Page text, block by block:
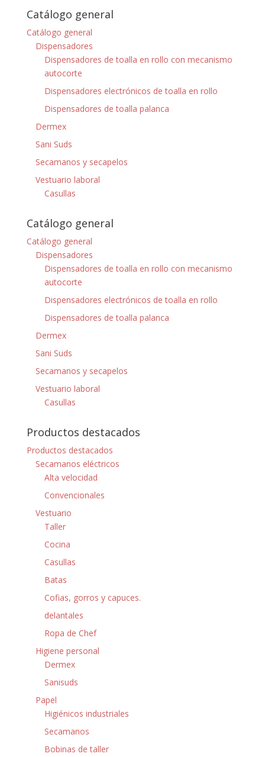
Catálogo general
Catálogo general
Dispensadores
Dispensadores de toalla en rollo con mecanismo
autocorte
Dispensadores electrónicos de toalla en rollo
Dispensadores de toalla palanca
Dermex
Sani Suds
Secamanos y secapelos
Vestuario laboral
Casullas
Catálogo general
Catálogo general
Dispensadores
Dispensadores de toalla en rollo con mecanismo
autocorte
Dispensadores electrónicos de toalla en rollo
Dispensadores de toalla palanca
Dermex
Sani Suds
Secamanos y secapelos
Vestuario laboral
Casullas
Productos destacados
Productos destacados
Secamanos eléctricos
Alta velocidad
Convencionales
Vestuario
Taller
Cocina
Casullas
Batas
Cofias, gorros y capuces.
delantales
Ropa de Chef
Higiene personal
Dermex
Sanisuds
Papel
Higiénicos industriales
Secamanos
Bobinas de taller